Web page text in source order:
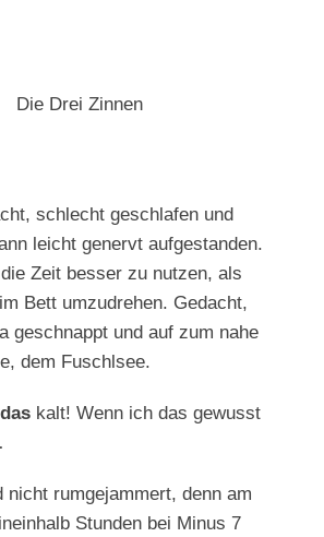
Die Drei Zinnen
schlecht geschlafen und
leicht genervt aufgestanden.
Zeit besser zu nutzen, als
Bett umzudrehen. Gedacht,
geschnappt und auf zum nahe
dem Fuschlsee.
das kalt! Wenn ich das gewusst
nicht rumgejammert, denn am
Stunden bei Minus 7